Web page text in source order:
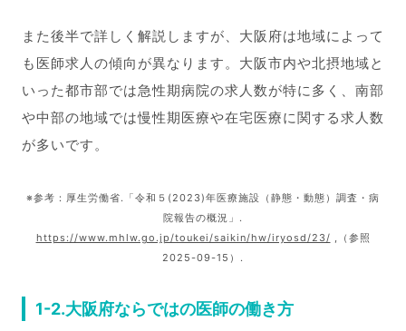
また後半で詳しく解説しますが、大阪府は地域によって
も医師求人の傾向が異なります。大阪市内や北摂地域と
いった都市部では急性期病院の求人数が特に多く、南部
や中部の地域では慢性期医療や在宅医療に関する求人数
が多いです。
※参考：厚生労働省.「令和５(2023)年医療施設（静態・動態）調査・病
院報告の概況」.
https://www.mhlw.go.jp/toukei/saikin/hw/iryosd/23/ ,（参照
2025-09-15）.
1-2.大阪府ならではの医師の働き方